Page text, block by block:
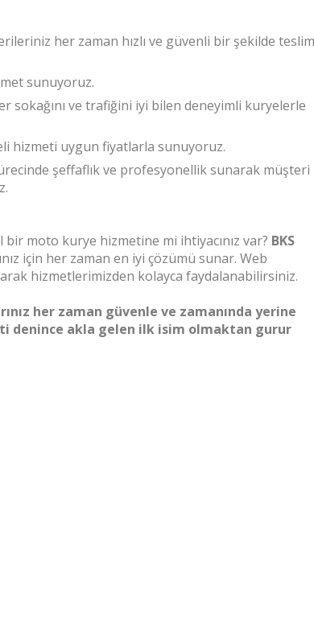
her zaman hızlı ve güvenli bir şekilde teslim
sunuyoruz.
sokağını ve trafiğini iyi bilen deneyimli kuryelerle
hizmeti uygun fiyatlarla sunuyoruz.
şeffaflık ve profesyonellik sunarak müşteri
bir moto kurye hizmetine mi ihtiyacınız var? BKS
için her zaman en iyi çözümü sunar. Web
hizmetlerimizden kolayca faydalanabilirsiniz.
her zaman güvenle ve zamanında yerine
denince akla gelen ilk isim olmaktan gurur